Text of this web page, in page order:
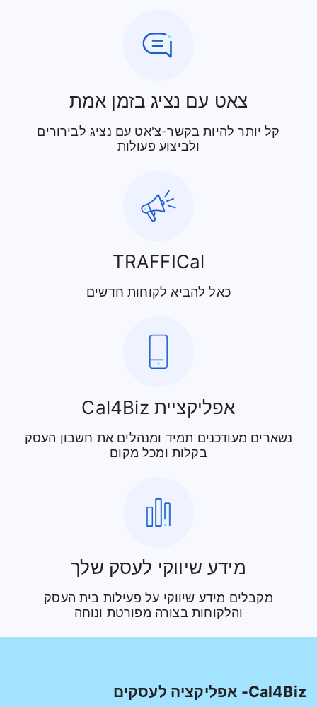
צאט עם נציג בזמן אמת
קל יותר להיות בקשר-צ'אט עם נציג לבירורים
ולביצוע פעולות
TRAFFICal
כאל להביא לקוחות חדשים
אפליקציית Cal4Biz
נשארים מעודכנים תמיד ומנהלים את חשבון העסק
בקלות ומכל מקום
מידע שיווקי לעסק שלך
מקבלים מידע שיווקי על פעילות בית העסק
והלקוחות בצורה מפורטת ונוחה
Cal4Biz- אפליקציה לעסקים